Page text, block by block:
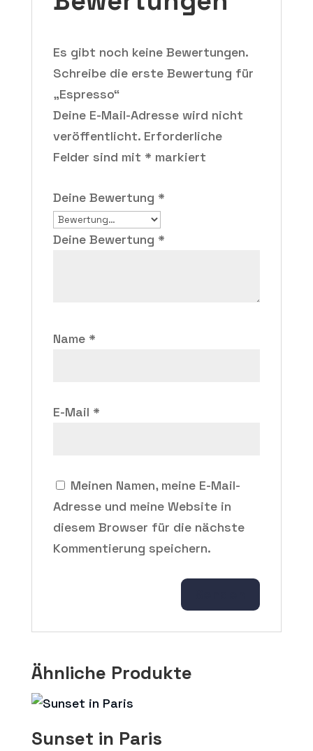
Es gibt noch keine Bewertungen.
Schreibe die erste Bewertung für
„Espresso“
Deine E-Mail-Adresse wird nicht
veröffentlicht. Erforderliche
Felder sind mit * markiert
Deine Bewertung *
Deine Bewertung *
Name *
E-Mail *
Meinen Namen, meine E-Mail-
Adresse und meine Website in
diesem Browser für die nächste
Kommentierung speichern.
Ähnliche Produkte
Sunset in Paris